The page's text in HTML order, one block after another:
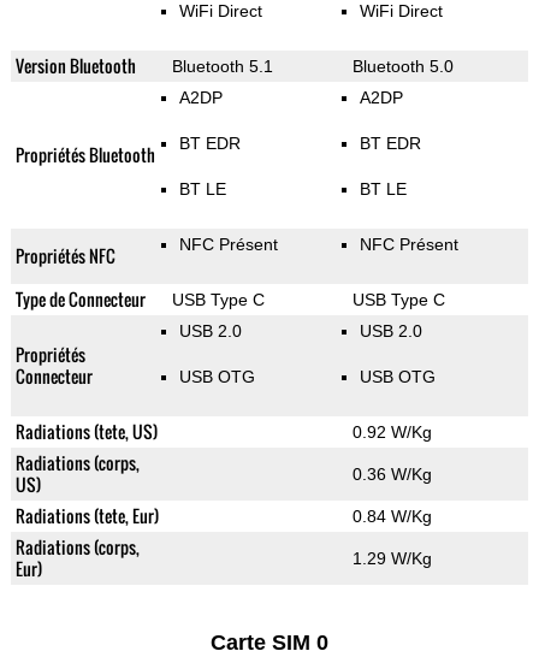
WiFi Direct WiFi Direct
Version Bluetooth Bluetooth 5.1 Bluetooth 5.0
Propriétés Bluetooth
A2DP
BT EDR
BT LE
A2DP
BT EDR
BT LE
Propriétés NFC NFC Présent NFC Présent
Type de Connecteur USB Type C USB Type C
Propriétés
Connecteur
USB 2.0
USB OTG
USB 2.0
USB OTG
Radiations (tete, US) 0.92 W/Kg
Radiations (corps,
US)
0.36 W/Kg
Radiations (tete, Eur) 0.84 W/Kg
Radiations (corps,
Eur)
1.29 W/Kg
Carte SIM 0